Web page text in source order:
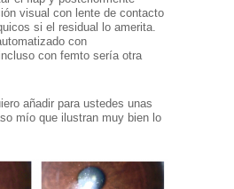
visual con lente de contacto
si el residual lo amerita.
con
con femto sería otra
añadir para ustedes unas
mío que ilustran muy bien lo